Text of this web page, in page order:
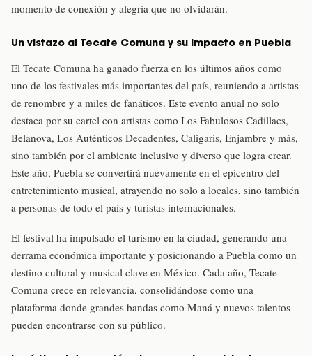
momento de conexión y alegría que no olvidarán.
Un vistazo al Tecate Comuna y su impacto en Puebla
El Tecate Comuna ha ganado fuerza en los últimos años como
uno de los festivales más importantes del país, reuniendo a artistas
de renombre y a miles de fanáticos. Este evento anual no solo
destaca por su cartel con artistas como Los Fabulosos Cadillacs,
Belanova, Los Auténticos Decadentes, Caligaris, Enjambre y más,
sino también por el ambiente inclusivo y diverso que logra crear.
Este año, Puebla se convertirá nuevamente en el epicentro del
entretenimiento musical, atrayendo no solo a locales, sino también
a personas de todo el país y turistas internacionales.
El festival ha impulsado el turismo en la ciudad, generando una
derrama económica importante y posicionando a Puebla como un
destino cultural y musical clave en México. Cada año, Tecate
Comuna crece en relevancia, consolidándose como una
plataforma donde grandes bandas como Maná y nuevos talentos
pueden encontrarse con su público.